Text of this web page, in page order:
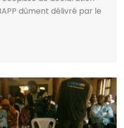
dûment délivré par le